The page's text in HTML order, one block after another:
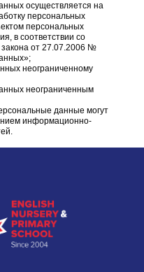
осуществляется на
персональных
персональных
в соответствии со
закона от 27.07.2006 №
неограниченному
неограниченным
данные могут
информационно-